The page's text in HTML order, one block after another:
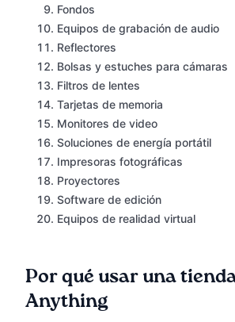
Fondos
Equipos de grabación de audio
Reflectores
Bolsas y estuches para cámaras
Filtros de lentes
Tarjetas de memoria
Monitores de video
Soluciones de energía portátil
Impresoras fotográficas
Proyectores
Software de edición
Equipos de realidad virtual
Por qué usar una
Anything